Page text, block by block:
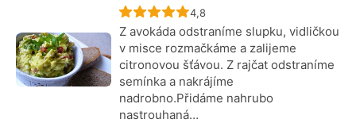
Recept ještě nebyl hodnocen
4,8
Z avokáda odstraníme slupku, vidličkou
v misce rozmačkáme a zalijeme
citronovou šťávou. Z rajčat odstraníme
semínka a nakrájíme
nadrobno.Přidáme nahrubo
nastrouhaná…